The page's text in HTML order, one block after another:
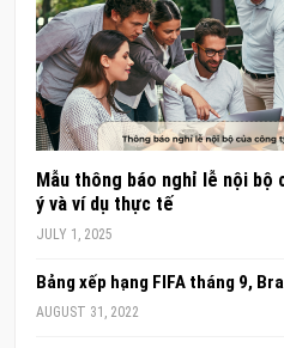
Mẫu thông báo nghỉ lễ nội bộ
ý và ví dụ thực tế
JULY 1, 2025
Bảng xếp hạng FIFA tháng 9,
AUGUST 31, 2022